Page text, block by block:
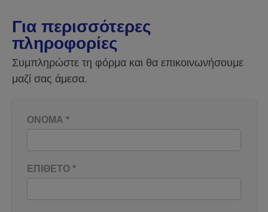
Για περισσότερες
πληροφορίες
Συμπληρώστε τη φόρμα και θα επικοινωνήσουμε
μαζί σας άμεσα.
ΟΝΟΜΑ *
ΕΠΙΘΕΤΟ *